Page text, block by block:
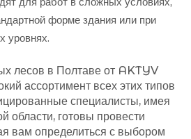
форме здания или при
уровнях.
лесов в Полтаве от AKTYV
ассортимент всех этих типов
специалисты, имея
области, готовы провести
вам определиться с выбором